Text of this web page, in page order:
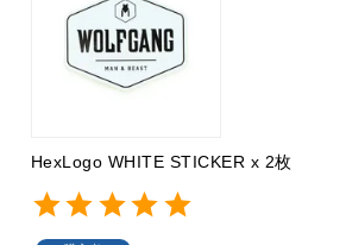
HexLogo WHITE STICKER x 2枚